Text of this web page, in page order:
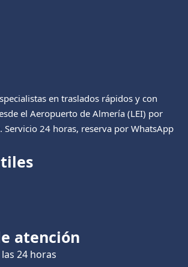
en traslados rápidos y con
el Aeropuerto de Almería (LEI) por
Servicio 24 horas, reserva por WhatsApp
atención
24 horas